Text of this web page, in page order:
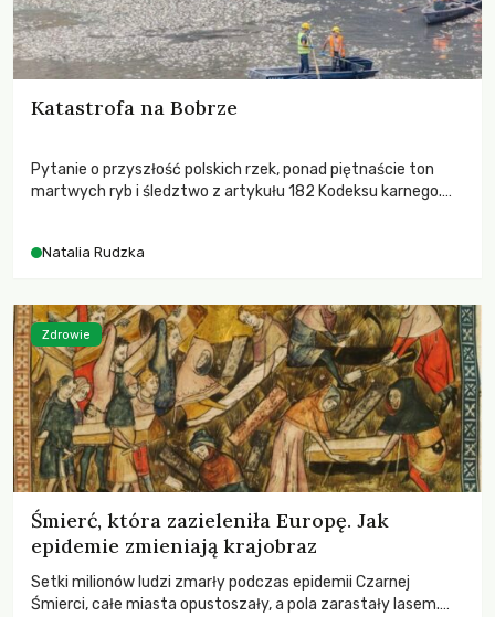
Katastrofa na Bobrze
Pytanie o przyszłość polskich rzek, ponad piętnaście ton
martwych ryb i śledztwo z artykułu 182 Kodeksu karnego.
zdarzeń prowadzących do biologicznej śmierci rzeki.
Natalia Rudzka
Śmierć, która zazieleniła Europę. Jak
epidemie zmieniają krajobraz
Setki milionów ludzi zmarły podczas epidemii Czarnej
Śmierci, całe miasta opustoszały, a pola zarastały lasem.
Zdrowie